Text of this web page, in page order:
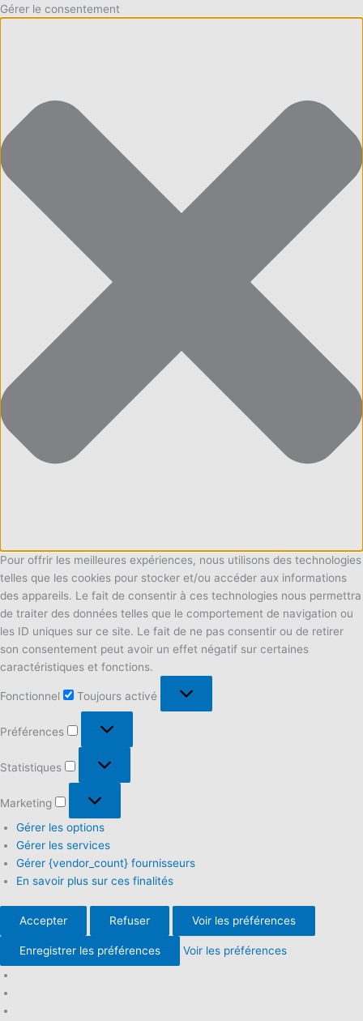
Gérer le consentement
Pour offrir les meilleures expériences, nous utilisons des technologies
telles que les cookies pour stocker et/ou accéder aux informations
des appareils. Le fait de consentir à ces technologies nous permettra
de traiter des données telles que le comportement de navigation ou
les ID uniques sur ce site. Le fait de ne pas consentir ou de retirer
son consentement peut avoir un effet négatif sur certaines
caractéristiques et fonctions.
Fonctionnel
Toujours activé
Préférences
Statistiques
Marketing
Gérer les options
Gérer les services
Gérer {vendor_count} fournisseurs
En savoir plus sur ces finalités
Accepter Refuser Voir les préférences
Enregistrer les préférences Voir les préférences